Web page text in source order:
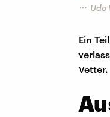
Udo
Ein
Vetter.